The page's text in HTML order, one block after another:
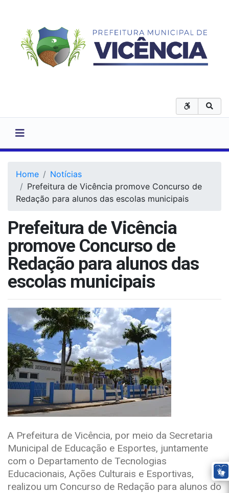
Home
Notícias
Prefeitura de Vicência promove Concurso de
Redação para alunos das escolas municipais
Prefeitura de Vicência
promove Concurso de
Redação para alunos das
escolas municipais
A Prefeitura de Vicência, por meio da Secretaria
Municipal de Educação e Esportes, juntamente
com o Departamento de Tecnologias
Educacionais, Ações Culturais e Esportivas,
realizou um Concurso de Redação para alunos do